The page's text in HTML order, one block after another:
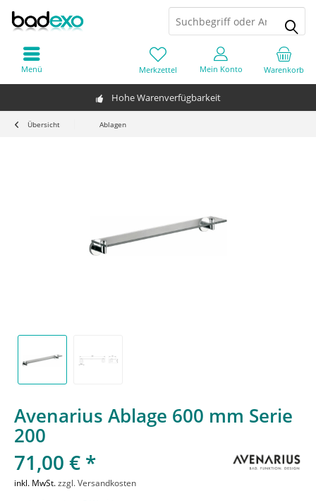
Hohe Warenverfügbarkeit
Warenkorb
Merkzettel Mein Konto
Menü
Übersicht Ablagen
Avenarius Ablage 600 mm Serie
200
71,00 € *
inkl. MwSt.zzgl. Versandkosten